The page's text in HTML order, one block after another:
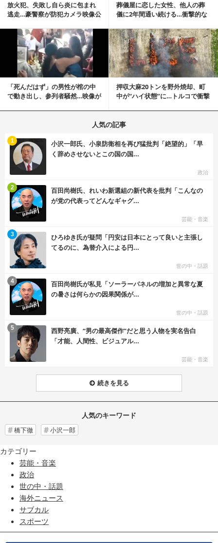
放火犯、失敗し自ら炎に包まれ
逃走…豪警察が防犯カメラ映像公
葬儀屋に恋した女性、他人の葬
儀に2年間通い続ける…衝撃的な
「死んだはず」の男性が棺の中
で動き出し、参列者騒然…映像が
押収大麻20トンを野外焼却、町
中が“ハイ状態”に…トルコで衝撃
記事を読む
人気の記事
小沢一郎氏、小泉防衛相を再び猛批判「絶望的」「早
く辞めさせないとこの国の国...
政治
1
百田尚樹氏、れいわ新選組の新代表を批判「こんなの
が党の代表ってどんなギャグ...
芸能・音楽
2
ひろゆき氏が疑問「円安は日本にとって良いと主張し
てるのに、為替介入による円...
世の中・話題
3
百田尚樹氏が私見「ソーラーパネルの増加と異常な夏
の暑さは何らかの因果関係が...
世の中・話題
4
西野亮廣、“男の最高傑作”だと思う人物を実名告白
「才能、人間性、ビジュアル...
芸能・音楽
5
続きを見る
人気のキーワード
橋下徹 小沢一郎
カテゴリー
芸能・音楽
政治
世の中・話題
海外ニュース
サブカル
スポーツ